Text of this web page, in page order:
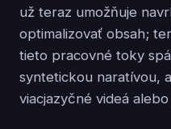
už teraz umožňuje
optimalizovať obsah;
tieto pracovné toky
syntetickou naratívou,
viacjazyčné videá